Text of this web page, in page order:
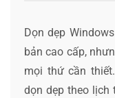
Dọn dẹp
bản cao cấp,
mọi thứ cần
dọn dẹp theo lịch